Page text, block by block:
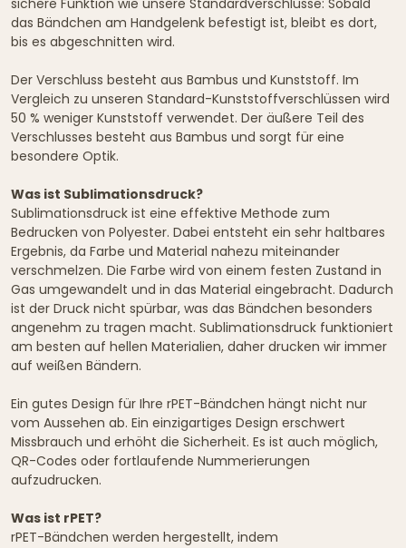
das Bändchen am Handgelenk befestigt ist, bleibt es dort,
bis es abgeschnitten wird.
Der Verschluss besteht aus Bambus und Kunststoff. Im
Vergleich zu unseren Standard-Kunststoffverschlüssen wird
50 % weniger Kunststoff verwendet. Der äußere Teil des
Verschlusses besteht aus Bambus und sorgt für eine
besondere Optik.
Was ist Sublimationsdruck?
Sublimationsdruck ist eine effektive Methode zum
Bedrucken von Polyester. Dabei entsteht ein sehr haltbares
Ergebnis, da Farbe und Material nahezu miteinander
verschmelzen. Die Farbe wird von einem festen Zustand in
Gas umgewandelt und in das Material eingebracht. Dadurch
ist der Druck nicht spürbar, was das Bändchen besonders
angenehm zu tragen macht. Sublimationsdruck funktioniert
am besten auf hellen Materialien, daher drucken wir immer
auf weißen Bändern.
Ein gutes Design für Ihre rPET-Bändchen hängt nicht nur
vom Aussehen ab. Ein einzigartiges Design erschwert
Missbrauch und erhöht die Sicherheit. Es ist auch möglich,
QR-Codes oder fortlaufende Nummerierungen
aufzudrucken.
Was ist rPET?
rPET-Bändchen werden hergestellt, indem